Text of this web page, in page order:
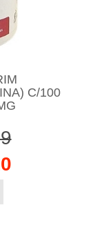
C/100